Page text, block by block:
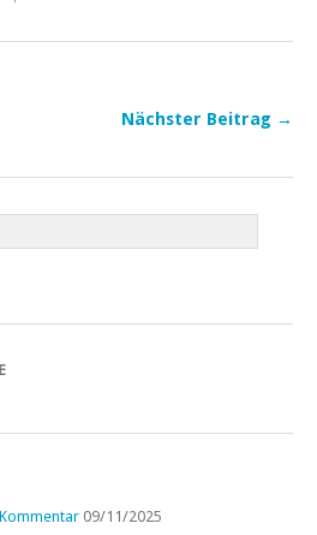
Nächster Beitrag →
09/11/2025